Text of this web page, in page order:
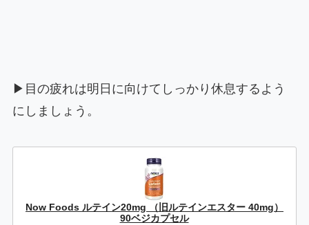
▶目の疲れは明日に向けてしっかり休息するよう
にしましょう。
Now Foods ルテイン20mg （旧ルテインエスター 40mg）
90ベジカプセル